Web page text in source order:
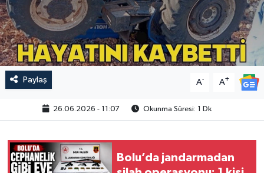
Paylaş A- A+
26.06.2026 - 11:07 Okunma Süresi: 1 Dk
Bolu’da jandarmadan